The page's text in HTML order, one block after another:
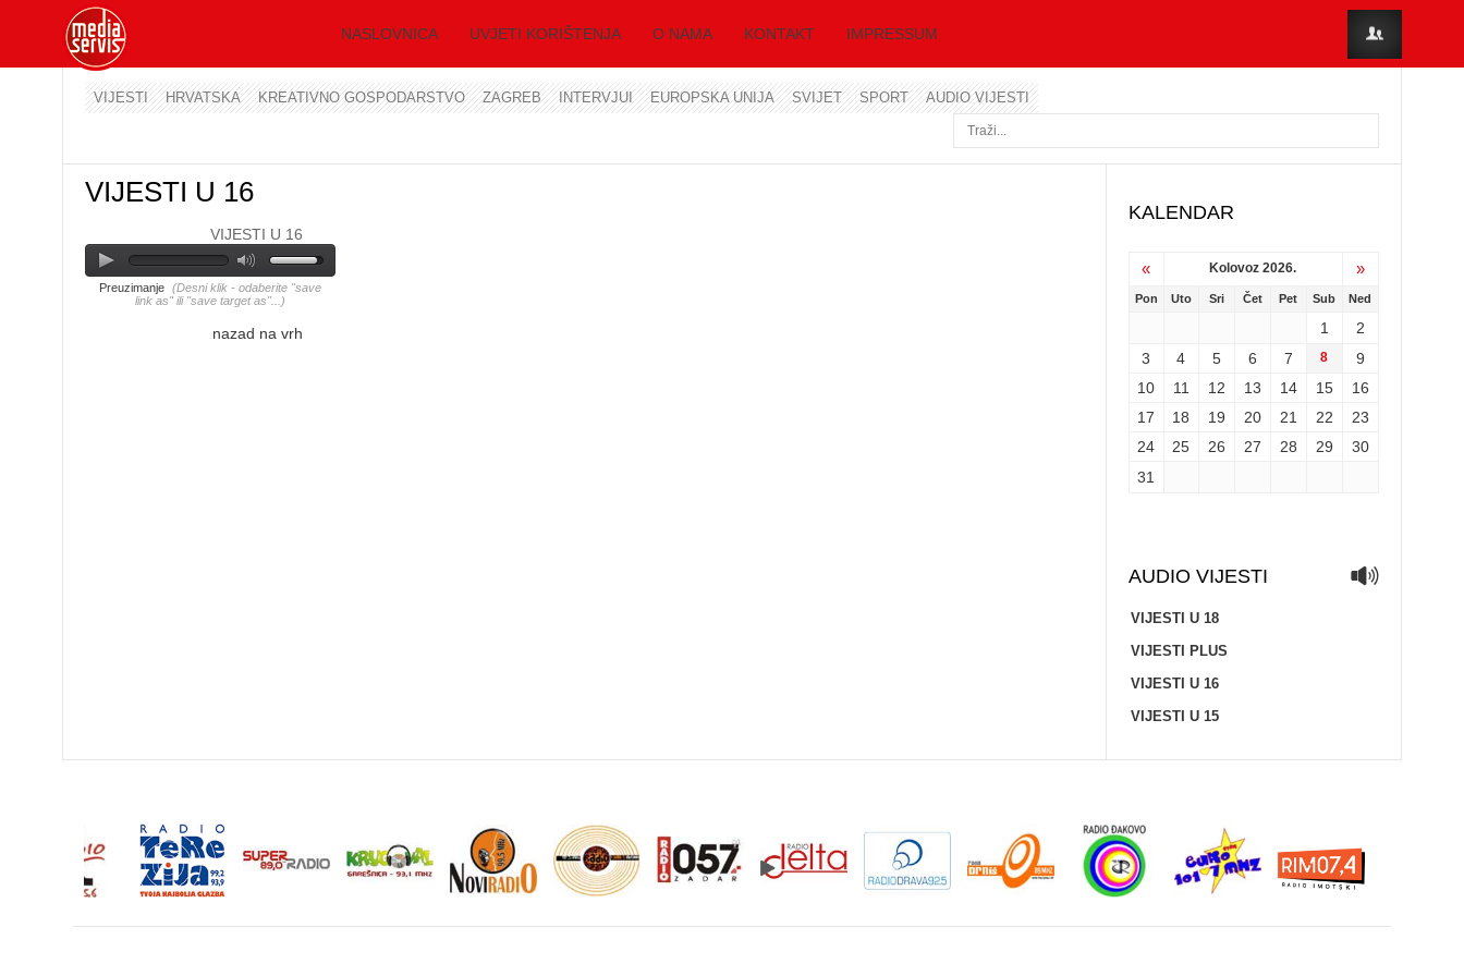
NASLOVNICA UVJETI KORIŠTENJA O NAMA KONTAKT IMPRESSUM
VIJESTI HRVATSKA KREATIVNO GOSPODARSTVO ZAGREB INTERVJUI EUROPSKA UNIJA SVIJET SPORT AUDIO VIJESTI
VIJESTI U 16
VIJESTI U 16
Preuzimanje (Desni klik - odaberite "save
link as" ili "save target as"...)
nazad na vrh
KALENDAR
« Kolovoz 2026. »
Pon Uto Sri Čet Pet Sub Ned
1
2
3
4 5 6 7 8
9
10
11 12 13 14 15
16
17
18 19 20 21 22
23
24
25 26 27 28 29
30
31
AUDIO VIJESTI
VIJESTI U 18
VIJESTI PLUS
VIJESTI U 16
VIJESTI U 15